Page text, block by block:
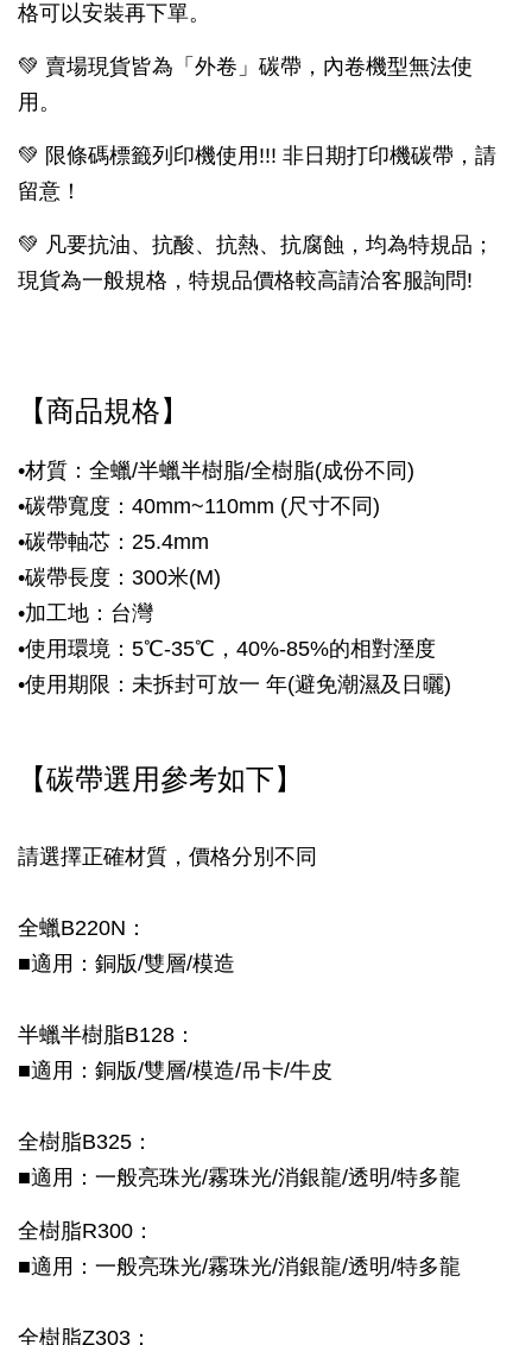
格可以安裝再下單。
💚 賣場現貨皆為「外卷」碳帶，內卷機型無法使
用。
💚 限條碼標籤列印機使用!!! 非日期打印機碳帶，請
留意！
💚 凡要抗油、抗酸、抗熱、抗腐蝕，均為特規品；
現貨為一般規格，特規品價格較高請洽客服詢問!
【商品規格】
•材質：全蠟/半蠟半樹脂/全樹脂(成份不同)
•碳帶寬度：40mm~110mm (尺寸不同)
•碳帶軸芯 ：25.4mm
•碳帶長度：300米(M)
•加工地：台灣
•使用環境：5℃-35℃，40%-85%的相對溼度
•使用期限：未拆封可放一 年(避免潮濕及日曬)
【碳帶選用參考如下】
請選擇正確材質，價格分別不同
全蠟B220N：
■適用：銅版/雙層/模造
半蠟半樹脂B128：
■適用：銅版/雙層/模造/吊卡/牛皮
全樹脂B325：
■適用：一般亮珠光/霧珠光/消銀龍/透明/特多龍
全樹脂R300：
■適用：一般亮珠光/霧珠光/消銀龍/透明/特多龍
全樹脂Z303：